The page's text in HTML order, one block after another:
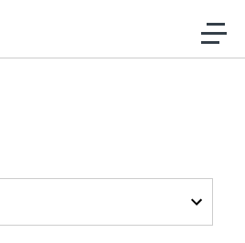
al contenido
TV Usach